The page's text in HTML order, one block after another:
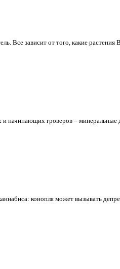
Все зависит от того, какие
и начинающих гроверов –
конопля может вызывать